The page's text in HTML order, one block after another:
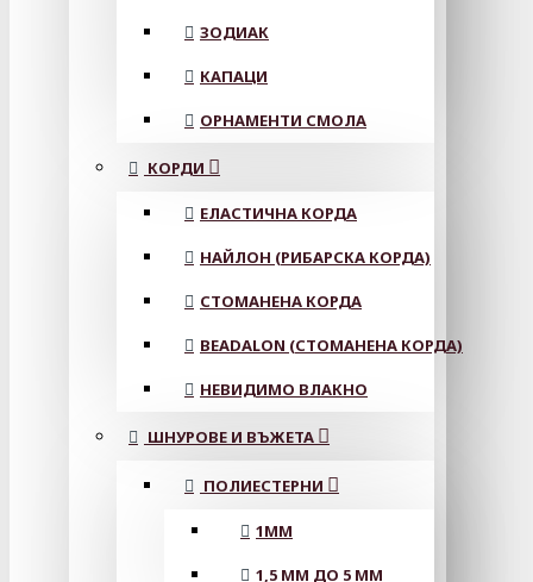
ЗОДИАК
КАПАЦИ
ОРНАМЕНТИ СМОЛА
КОРДИ
ЕЛАСТИЧНА КОРДА
НАЙЛОН (РИБАРСКА КОРДА)
СТОМАНЕНА КОРДА
BEADALON (СТОМАНЕНА КОРДА)
НЕВИДИМО ВЛАКНО
ШНУРОВЕ И ВЪЖЕТА
ПОЛИЕСТЕРНИ
1ММ
1,5 ММ ДО 5 ММ